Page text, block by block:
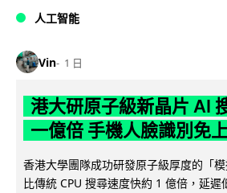
人工智能
Vin 1 日
港大研原子級新晶片 AI
一億倍 手機人臉識別免
香港大學團隊成功研發原子級厚度的「
比傳統 CPU 搜尋速度快約 1 億倍，延遲